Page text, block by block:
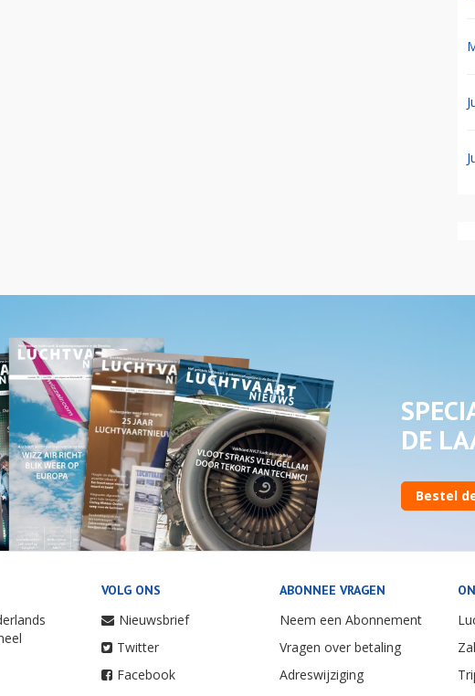
DE
Bestel
VOLG ONS
Nieuwsbrief
Twitter
Facebook
ABONNEE VRAGEN
Neem een Abonnement
Vragen over betaling
Adreswijziging